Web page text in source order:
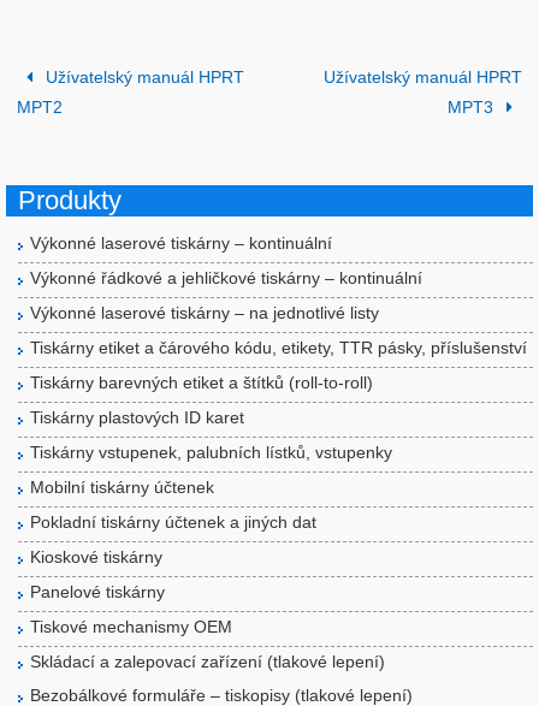
Užívatelský manuál HPRT
MPT2
Užívatelský manuál HPRT
MPT3
Produkty
Výkonné laserové tiskárny – kontinuální
Výkonné řádkové a jehličkové tiskárny – kontinuální
Výkonné laserové tiskárny – na jednotlivé listy
Tiskárny etiket a čárového kódu, etikety, TTR pásky, příslušenství
Tiskárny barevných etiket a štítků (roll-to-roll)
Tiskárny plastových ID karet
Tiskárny vstupenek, palubních lístků, vstupenky
Mobilní tiskárny účtenek
Pokladní tiskárny účtenek a jiných dat
Kioskové tiskárny
Panelové tiskárny
Tiskové mechanismy OEM
Skládací a zalepovací zařízení (tlakové lepení)
Bezobálkové formuláře – tiskopisy (tlakové lepení)